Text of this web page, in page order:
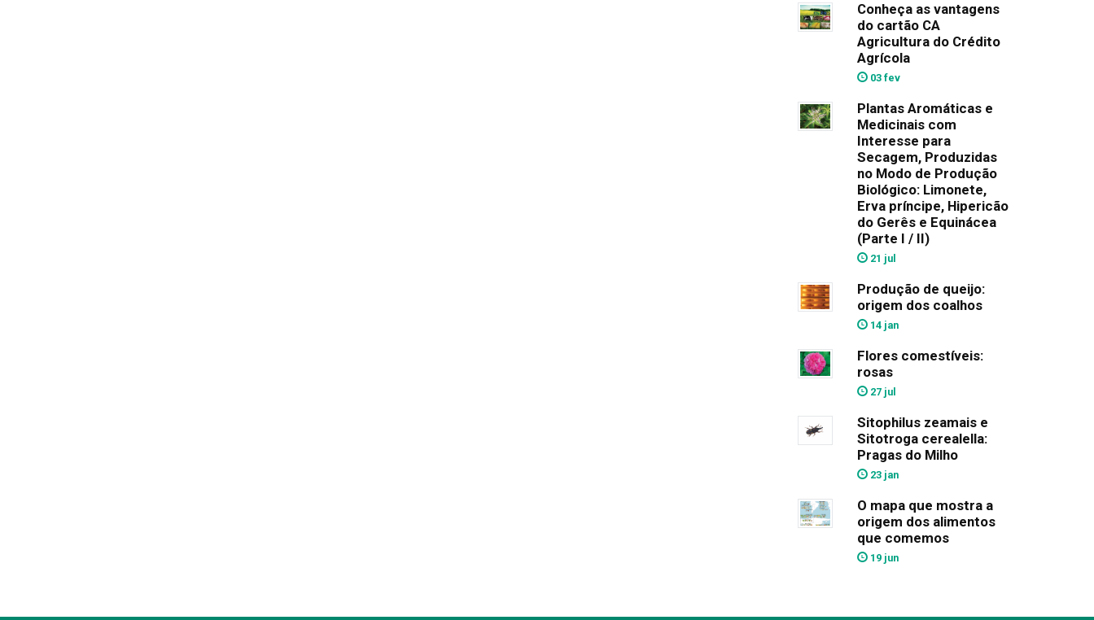
Conheça as vantagens
do cartão CA
Agricultura do Crédito
Agrícola
03 fev
Plantas Aromáticas e
Medicinais com
Interesse para
Secagem, Produzidas
no Modo de Produção
Biológico: Limonete,
Erva príncipe, Hipericão
do Gerês e Equinácea
(Parte I / II)
21 jul
Produção de queijo:
origem dos coalhos
14 jan
Flores comestíveis:
rosas
27 jul
Sitophilus zeamais e
Sitotroga cerealella:
Pragas do Milho
23 jan
O mapa que mostra a
origem dos alimentos
que comemos
19 jun